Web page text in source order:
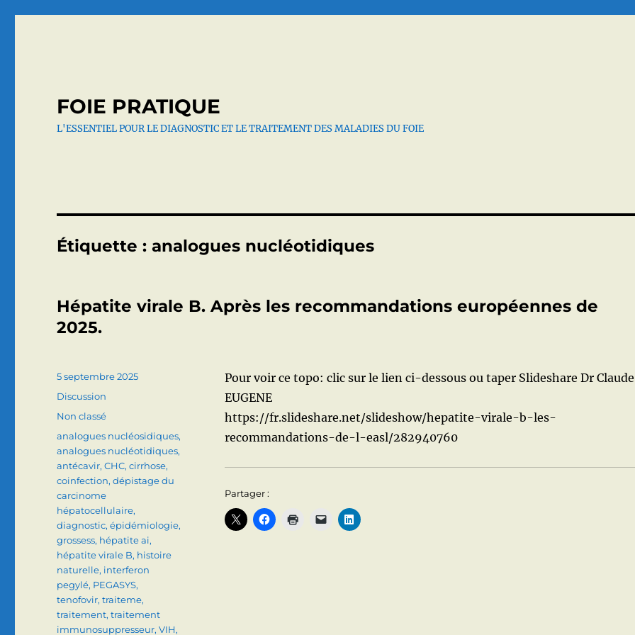
FOIE PRATIQUE
L'ESSENTIEL POUR LE DIAGNOSTIC ET LE TRAITEMENT DES MALADIES DU FOIE
Étiquette :analogues nucléotidiques
Hépatite virale B. Après les recommandations européennes de
2025.
Pour voir ce topo: clic sur le lien ci-dessous ou taper Slideshare Dr Claude
EUGENE
https://fr.slideshare.net/slideshow/hepatite-virale-b-les-
recommandations-de-l-easl/282940760
Partager :
Publié
5 septembre 2025
Format
Discussion
Catégories
Non classé
Étiquettes
analogues nucléosidiques,
analogues nucléotidiques,
antécavir,CHC,cirrhose,
coinfection,dépistage du
carcinome
hépatocellulaire,
diagnostic,épidémiologie,
grossess, hépatite ai,
hépatite virale B, histoire
naturelle, interferon
pegylé, PEGASYS,
tenofovir,traiteme,
traitement,traitement
immunosuppresseur,VIH,